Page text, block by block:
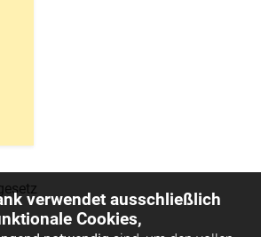
verwendet ausschließlich
Cookies,